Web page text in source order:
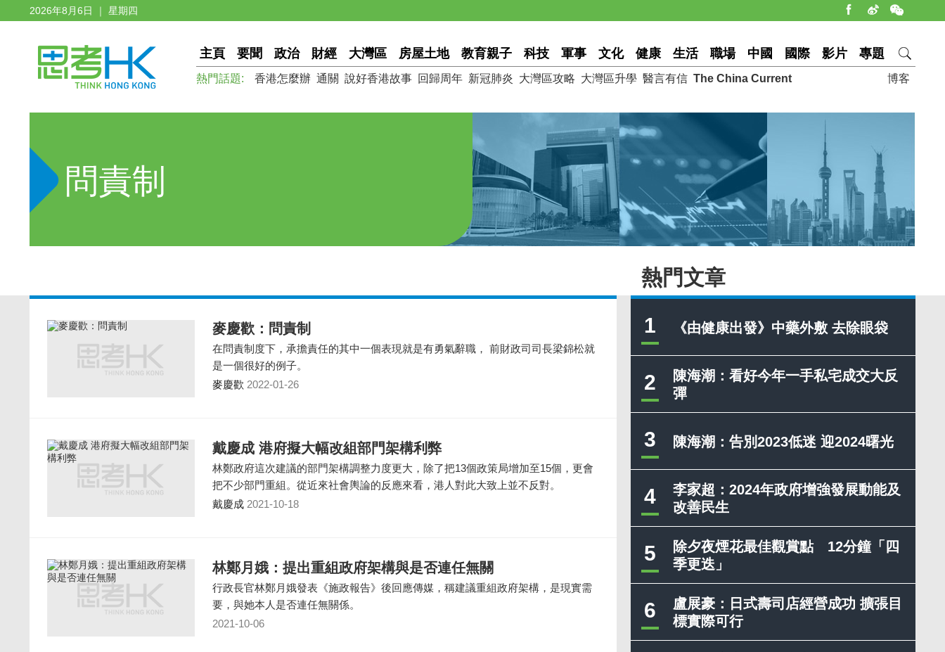
2026年8月6日 ｜ 星期四
主頁 要聞 政治 財經 大灣區 房屋土地 教育親子 科技 軍事 文化 健康 生活 職場 中國 國際 影片 專題
博客
熱門話題: 香港怎麼辦 通關 說好香港故事 回歸周年 新冠肺炎 大灣區攻略 大灣區升學 醫言有信 The China Current
問責制
熱門文章
1 《由健康出發》中藥外敷 去除眼袋
2
陳海潮：看好今年一手私宅成交大反
彈
3 陳海潮：告別2023低迷 迎2024曙光
4
李家超：2024年政府增強發展動能及
改善民生
5
除夕夜煙花最佳觀賞點 12分鐘「四
季更迭」
6
盧展豪：日式壽司店經營成功 擴張目
標實際可行
麥慶歡：問責制
在問責制度下，承擔責任的其中一個表現就是有勇氣辭職， 前財政司司長梁錦松就
是一個很好的例子。
麥慶歡 2022-01-26
戴慶成 港府擬大幅改組部門架構利弊
林鄭政府這次建議的部門架構調整力度更大，除了把13個政策局增加至15個，更會
把不少部門重組。從近來社會輿論的反應來看，港人對此大致上並不反對。
戴慶成 2021-10-18
林鄭月娥：提出重組政府架構與是否連任無關
行政長官林鄭月娥發表《施政報告》後回應傳媒，稱建議重組政府架構，是現實需
要，與她本人是否連任無關係。
2021-10-06